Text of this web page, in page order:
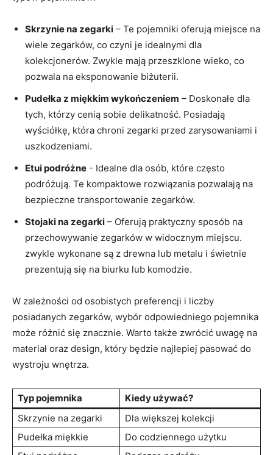
Skrzynie na zegarki – Te pojemniki oferują miejsce na
wiele zegarków, co czyni​ je idealnymi ⁤dla
kolekcjonerów. Zwykle mają przeszklone⁣ wieko, co
pozwala na eksponowanie biżuterii.
Pudełka z miękkim wykończeniem – Doskonałe dla
tych,⁤ którzy cenią sobie delikatność. Posiadają​
wyściółkę, która chroni zegarki przed zarysowaniami​ i
uszkodzeniami.
Etui podróżne ⁣- Idealne dla osób,⁤ które często
podróżują. Te kompaktowe rozwiązania pozwalają na
bezpieczne transportowanie‌ zegarków.
Stojaki na zegarki – Oferują ⁤praktyczny ⁢sposób na
przechowywanie​ zegarków w widocznym miejscu.
zwykle wykonane ⁣są z drewna lub metalu i świetnie
prezentują się na biurku lub komodzie.
W​ zależności od osobistych preferencji‍ i liczby
posiadanych zegarków, wybór odpowiedniego pojemnika
może różnić się znacznie. Warto także zwrócić uwagę na
materiał oraz design,​ który będzie najlepiej pasować do
wystroju ​wnętrza.
Typ ⁢pojemnika
Kiedy używać?
Skrzynie na zegarki
Dla większej kolekcji
Pudełka miękkie
Do ‍codziennego użytku